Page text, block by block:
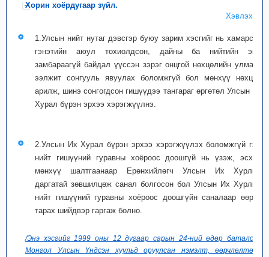
Хорин хоёрдугаар зүйл.
Хэвлэх
1.Улсын нийт нутаг дэвсгэр буюу зарим хэсгийг нь хамарсан
гэнэтийн аюул тохиолдсон, дайны ба нийтийн эмх
замбараагүй байдал үүссэн зэрэг онцгой нөхцөлийн улмаас
ээлжит сонгууль явуулах боломжгүй бол мөнхүү нөхцөл
арилж, шинэ сонгогдсон гишүүдээ тангараг өргөтөл Улсын Их
Хурал бүрэн эрхээ хэрэгжүүлнэ.
2.Улсын Их Хурал бүрэн эрхээ хэрэгжүүлэх боломжгүй гэж
нийт гишүүний гуравны хоёроос доошгүй нь үзэж, эсхүл
мөнхүү шалтгаанаар Ерөнхийлөгч Улсын Их Хурлын
даргатай зөвшилцөж санал болгосон бол Улсын Их Хурлын
нийт гишүүний гуравны хоёроос доошгүйн саналаар өөрөө
тарах шийдвэр гаргаж болно.
/Энэ хэсгийг 1999 оны 12 дугаар сарын 24-ний өдөр баталсан
Монгол Улсын Үндсэн хуульд оруулсан нэмэлт, өөрчлөлтөөр